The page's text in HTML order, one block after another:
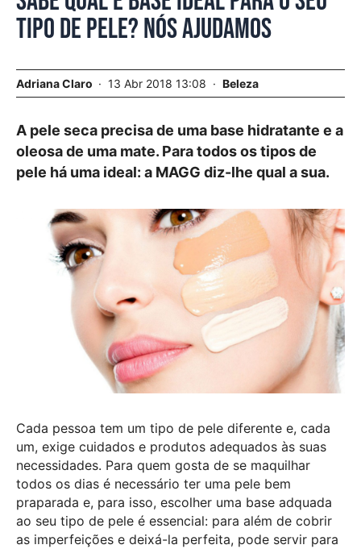
tipo de pele? Nós ajudamos
Adriana Claro 13 Abr 2018 13:08 Beleza
A pele seca precisa de uma base hidratante e a
oleosa de uma mate. Para todos os tipos de
pele há uma ideal: a MAGG diz-lhe qual a sua.
Cada pessoa tem um tipo de pele diferente e, cada
um, exige cuidados e produtos adequados às suas
necessidades. Para quem gosta de se maquilhar
todos os dias é necessário ter uma pele bem
praparada e, para isso, escolher uma base adquada
ao seu tipo de pele é essencial: para além de cobrir
as imperfeições e deixá-la perfeita, pode servir para